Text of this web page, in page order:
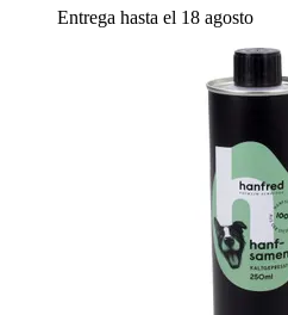
Entrega hasta el 18 agosto